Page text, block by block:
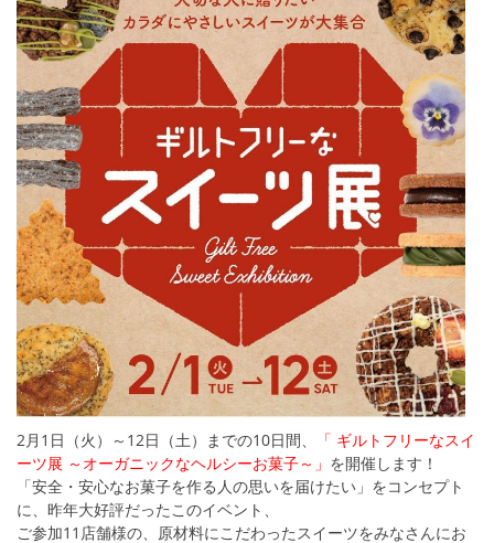
⁡2月1日（火）～12日（土）までの10日間、
「 ギルトフリーなスイ
ーツ展 ～オーガニックなヘルシーお菓子～」 を開催します！
「安全・安心なお菓子を作る人の思いを届けたい」をコンセプト
に、昨年大好評だったこのイベント、
ご参加11店舗様の、原材料にこだわったスイーツをみなさんにお